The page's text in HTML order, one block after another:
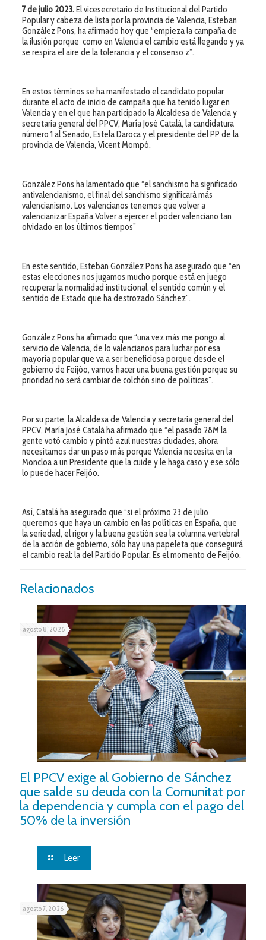
7 de julio 2023.El vicesecretario de Institucional del Partido
Popular y cabeza de lista por la provincia de Valencia, Esteban
González Pons, ha afirmado hoy que “empieza la campaña de
la ilusión porque como en Valencia el cambio está llegando y ya
se respira el aire de la tolerancia y el consenso z”.
En estos términos se ha manifestado el candidato popular
durante el acto de inicio de campaña que ha tenido lugar en
Valencia y en el que han participado la Alcaldesa de Valencia y
secretaria general del PPCV, María José Catalá, la candidatura
número 1 al Senado, Estela Daroca y el presidente del PP de la
provincia de Valencia, Vicent Mompó.
González Pons ha lamentado que “el sanchismo ha significado
antivalencianismo, el final del sanchismo significará más
valencianismo. Los valencianos tenemos que volver a
valencianizar España.Volver a ejercer el poder valenciano tan
olvidado en los últimos tiempos”
En este sentido, Esteban González Pons ha asegurado que “en
estas elecciones nos jugamos mucho porque está en juego
recuperar la normalidad institucional, el sentido común y el
sentido de Estado que ha destrozado Sánchez”.
González Pons ha afirmado que “una vez más me pongo al
servicio de Valencia, de lo valencianos para luchar por esa
mayoría popular que va a ser beneficiosa porque desde el
gobierno de Feijóo, vamos hacer una buena gestión porque su
prioridad no será cambiar de colchón sino de políticas”.
Por su parte, la Alcaldesa de Valencia y secretaria general del
PPCV, María José Catalá ha afirmado que “el pasado 28M la
gente votó cambio y pintó azul nuestras ciudades, ahora
necesitamos dar un paso más porque Valencia necesita en la
Moncloa a un Presidente que la cuide y le haga caso y ese sólo
lo puede hacer Feijóo.
Así, Catalá ha asegurado que “si el próximo 23 de julio
queremos que haya un cambio en las políticas en España, que
la seriedad, el rigor y la buena gestión sea la columna vertebral
de la acción de gobierno, sólo hay una papeleta que conseguirá
el cambio real: la del Partido Popular. Es el momento de Feijóo.
Relacionados
agosto 8, 2026
El PPCV exige al Gobierno de Sánchez
que salde su deuda con la Comunitat por
la dependencia y cumpla con el pago del
50% de la inversión
Leer
agosto 7, 2026